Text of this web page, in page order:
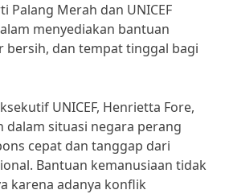
Palang Merah dan UNICEF
menyediakan bantuan
bersih, dan tempat tinggal bagi
UNICEF, Henrietta Fore,
dalam situasi negara perang
cepat dan tanggap dari
Bantuan kemanusiaan tidak
karena adanya konflik